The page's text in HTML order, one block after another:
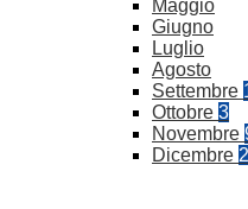
Maggio
Giugno
Luglio
Agosto
Settembre
Ottobre 3
Novembre
Dicembre 2